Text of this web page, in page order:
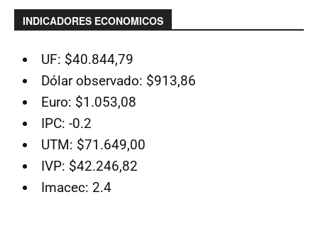
INDICADORES ECONOMICOS
UF: $40.844,79
Dólar observado: $913,86
Euro: $1.053,08
IPC: -0.2
UTM: $71.649,00
IVP: $42.246,82
Imacec: 2.4